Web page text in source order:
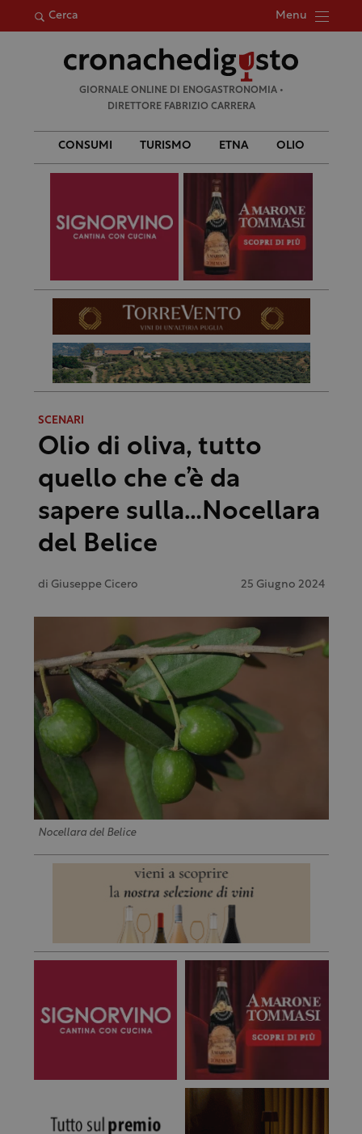
Cerca Menu
per:
GIORNALE ONLINE DI ENOGASTRONOMIA •
DIRETTORE FABRIZIO CARRERA
CONSUMI TURISMO ETNA OLIO
SCENARI
Olio di oliva, tutto
quello che c’è da
sapere sulla…Nocellara
del Belice
di Giuseppe Cicero 25 Giugno 2024
Nocellara del Belice